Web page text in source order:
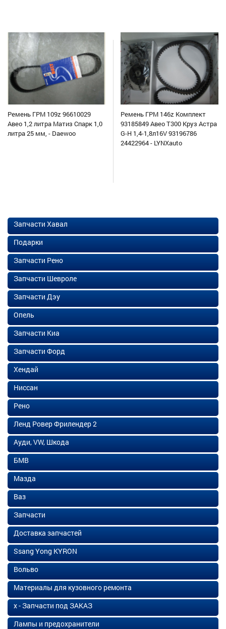
Ремень ГРМ 109z 96610029
Авео 1,2 литра Матиз Спарк 1,0
литра 25 мм, - Daewoo
Ремень ГРМ 146z Комплект
93185849 Авео Т300 Круз Астра
G-H 1,4-1,8л16V 93196786
24422964 - LYNXauto
Запчасти Хавал
Подарки
Запчасти Рено
Запчасти Шевроле
Запчасти Дэу
Опель
Запчасти Киа
Запчасти Форд
Хендай
Ниссан
Рено
Ленд Ровер Фрилендер 2
Ауди, VW, Шкода
БМВ
Мазда
Ваз
Запчасти
Доставка запчастей
Ssang Yong KYRON
Вольво
Материалы для кузовного ремонта
х - Запчасти под ЗАКАЗ
Лампы и предохранители